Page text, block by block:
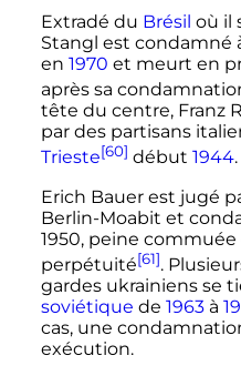
Extradé du Brésil où il
Stangl est condamné
en 1970 et meurt en
après sa
tête du centre, Franz
par des partisans
Trieste[60] début 1944.
Erich Bauer est jugé
Berlin-Moabit et
1950, peine
perpétuité[61].
gardes ukrainiens se
soviétique de 1963à
cas, une
exécution.